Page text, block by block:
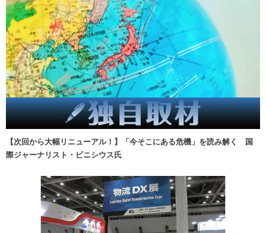
【次回から大幅リニューアル！】「今そこにある危機」を読み解く 国
際ジャーナリスト・ビニシウス氏